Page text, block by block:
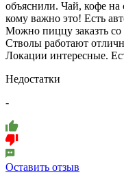
объяснили. Чай, кофе на
кому важно это! Есть
Можно пиццу заказть
Стволы работают
Локации интересные.
Недостатки
-
Оставить отзыв